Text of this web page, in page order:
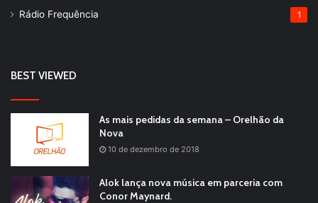
Rádio Frequência 1
BEST VIEWED
As mais pedidas da semana – Orelhão da
Nova
10 de dezembro de 2018
Alok lança nova música em parceria com
Conor Maynard.